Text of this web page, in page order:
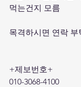
먹는건지 모름
목격하시면 연락 부
+제보번호+
010-3068-4100